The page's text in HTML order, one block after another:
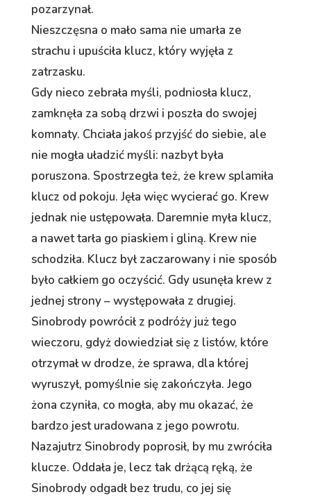
pozarzynał.
Nieszczęsna o mało sama nie umarła ze
strachu i upuściła klucz, który wyjęła z
zatrzasku.
Gdy nieco zebrała myśli, podniosła klucz,
zamknęła za sobą drzwi i poszła do swojej
komnaty. Chciała jakoś przyjść do siebie, ale
nie mogła uładzić myśli: nazbyt była
poruszona. Spostrzegła też, że krew splamiła
klucz od pokoju. Jęła więc wycierać go. Krew
jednak nie ustępowała. Daremnie myła klucz,
a nawet tarła go piaskiem i gliną. Krew nie
schodziła. Klucz był zaczarowany i nie sposób
było całkiem go oczyścić. Gdy usunęła krew z
jednej strony – występowała z drugiej.
Sinobrody powrócił z podróży już tego
wieczoru, gdyż dowiedział się z listów, które
otrzymał w drodze, że sprawa, dla której
wyruszył, pomyślnie się zakończyła. Jego
żona czyniła, co mogła, aby mu okazać, że
bardzo jest uradowana z jego powrotu.
Nazajutrz Sinobrody poprosił, by mu zwróciła
klucze. Oddała je, lecz tak drżącą ręką, że
Sinobrody odgadł bez trudu, co jej się